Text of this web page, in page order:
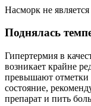
Насморк не
Поднялась
Гипертермия в
возникает крайне
превышают отметки
состояние,
препарат и пить